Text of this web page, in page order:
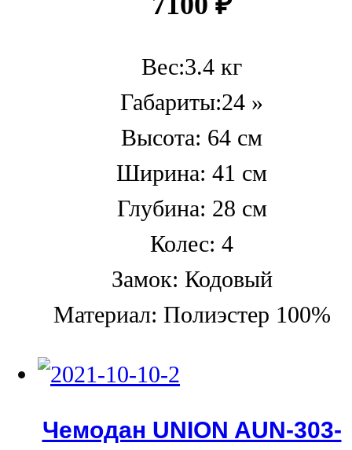
Вес:3.4 кг
Габариты:24 »
Высота: 64 см
Ширина: 41 см
Глубина: 28 см
Колес: 4
Замок: Кодовый
Материал: Полиэстер 100%
Чемодан UNION AUN-303-